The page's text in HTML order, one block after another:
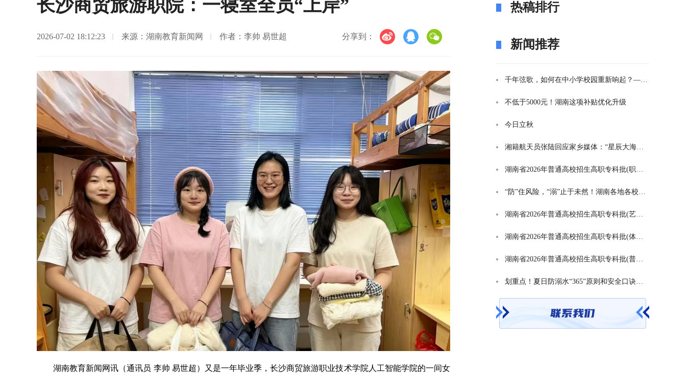
长沙商贸旅游职院：一寝室全员“上岸”
2026-07-02 18:12:23 来源：湖南教育新闻网 作者：李帅 易世超 分享到：
湖南教育新闻网讯（通讯员 李帅 易世超）又是一年毕业季，长沙商贸旅游职业技术学院人工智能学院的一间女
热稿排行
新闻推荐
千年弦歌，如何在中小学校园重新响起？——湖南首届中小学书院制建设研讨会观察
不低于5000元！湖南这项补贴优化升级
今日立秋
湘籍航天员张陆回应家乡媒体：“星辰大海是一群人的长征”
湖南省2026年普通高校招生高职专科批(职高对口类)第一次投档分数线
“防”住风险，“溺”止于未然！湖南各地各校打响防溺水“保卫战”
湖南省2026年普通高校招生高职专科批(艺术类)第一次投档分数线
湖南省2026年普通高校招生高职专科批(体育类)第一次投档分数线
湖南省2026年普通高校招生高职专科批(普通类)第一次投档分数线
划重点！夏日防溺水“365”原则和安全口诀一起学